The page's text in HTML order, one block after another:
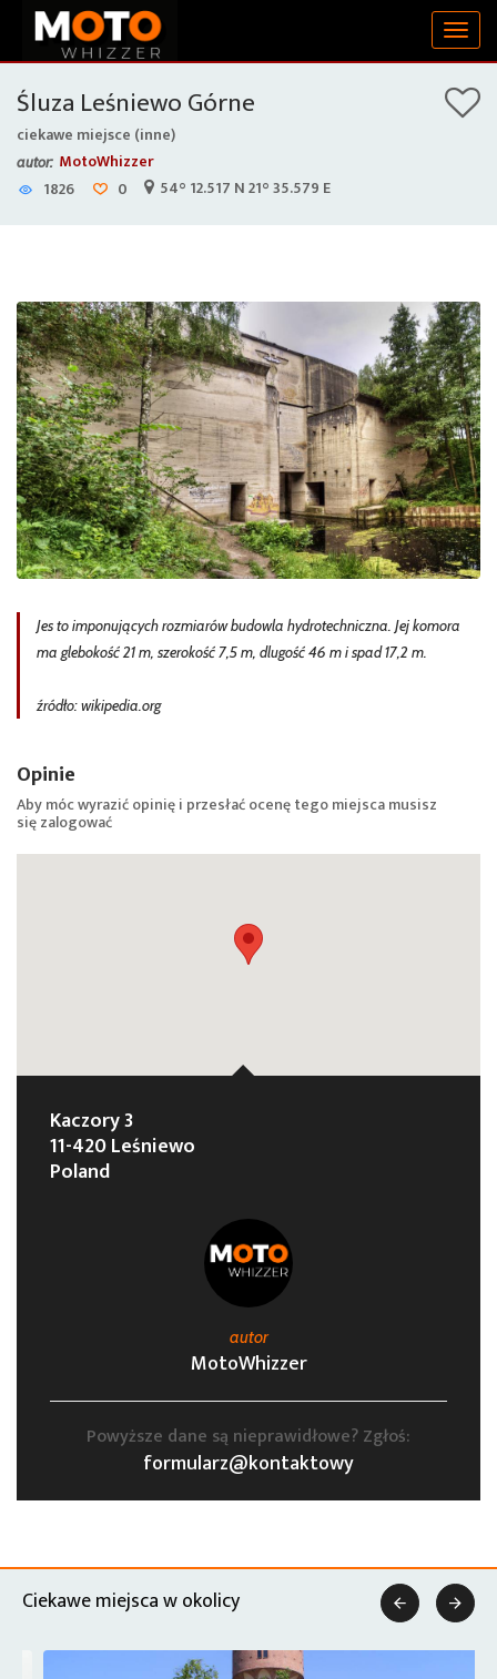
Śluza Leśniewo Górne
ciekawe miejsce (inne)
autor: MotoWhizzer
1826
0 54° 12.517 N 21° 35.579 E
Jes to imponujących rozmiarów budowla hydrotechniczna. Jej komora
ma glebokość 21 m, szerokość 7,5 m, dlugość 46 m i spad 17,2 m.
źródło: wikipedia.org
Opinie
Aby móc wyrazić opinię i przesłać ocenę tego miejsca musisz
sięzalogować
Kaczory 3
11-420 Leśniewo
Poland
autor
MotoWhizzer
Powyższe dane są nieprawidłowe? Zgłoś:
formularz@kontaktowy
Ciekawe miejsca w okolicy  